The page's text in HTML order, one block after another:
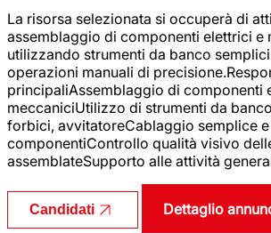
La risorsa selezionata si occuperà di
assemblaggio di componenti elettrici e
utilizzando strumenti da banco
operazioni manuali di
principaliAssemblaggio di componenti
meccaniciUtilizzo di strumenti da
forbici, avvitatoreCablaggio semplice
componentiControllo qualità visivo
assemblateSupporto alle attività
Candidati Dettaglio